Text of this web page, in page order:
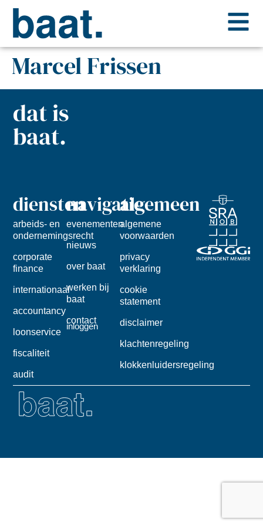
Marcel Frissen
dat is
baat.
diensten
arbeids- en
ondernemingsrecht
corporate
finance
internationaal
accountancy
loonservice
fiscaliteit
audit
navigatie
evenementen
nieuws
over baat
werken bij
baat
contact
inloggen
algemeen
algemene
voorwaarden
privacy
verklaring
cookie
statement
disclaimer
klachtenregeling
klokkenluidersregeling